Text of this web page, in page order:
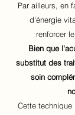
Par ailleurs, en
d'énergie
renforcer
Bien que
substitut des
soin
Cette technique